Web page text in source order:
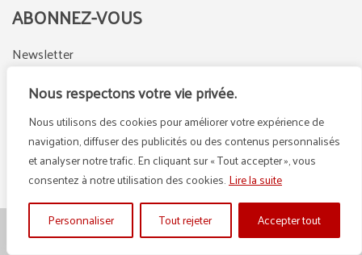
Nous respectons votre vie privée.
Nous utilisons des cookies pour améliorer votre expérience de
navigation, diffuser des publicités ou des contenus personnalisés
et analyser notre trafic. En cliquant sur « Tout accepter », vous
consentez à notre utilisation des cookies.Lire la suite
Personnaliser
Tout rejeter Accepter tout
ABONNEZ-VOUS
Newsletter
LinkedIn
Instagram
© {2025} DEFI GROUP